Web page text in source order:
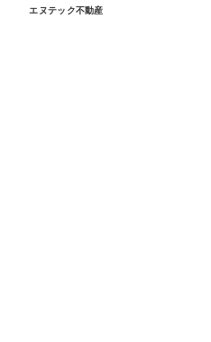
エヌテック不動産